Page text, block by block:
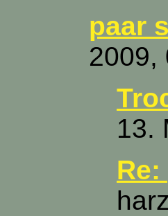
paar
2009,
13.